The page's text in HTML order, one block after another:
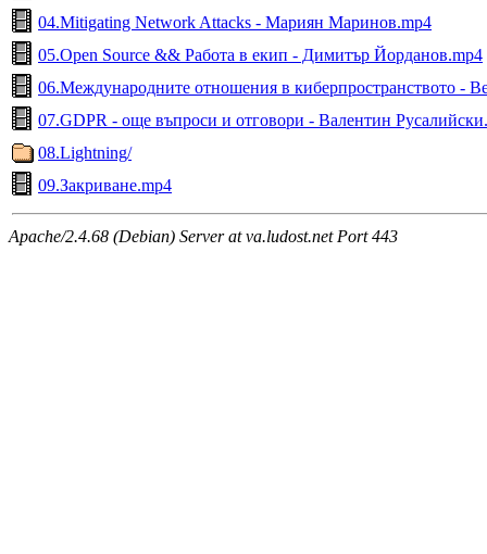
04.Mitigating Network Attacks - Мариян Маринов.mp4
05.Open Source && Работа в екип - Димитър Йорданов.mp4
06.Международните отношения в киберпространството -
07.GDPR - още въпроси и отговори - Валентин
08.Lightning/
09.Закриване.mp4
Apache/2.4.68 (Debian) Server at va.ludost.net Port 443